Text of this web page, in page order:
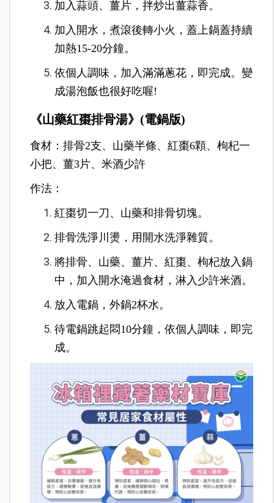
加入蒜頭、薑片，拌炒出薑蒜香。
加入開水，煮滾後轉小火，蓋上鍋蓋持續
加熱15-20分鐘。
依個人調味，加入滿滿蔥花，即完成。變
成湯泡飯也很好吃喔!
《山藥紅棗排骨湯》(電鍋版)
食材：排骨2支、山藥半條、紅棗6顆、枸杞一
小把、薑3片、米酒少許
作法：
紅棗切一刀、山藥和排骨切塊。
排骨洗淨川燙，用開水洗淨雜質。
將排骨、山藥、薑片、紅棗、枸杞放入鍋
中，加入開水淹過食材，淋入少許米酒。
放入電鍋，外鍋2杯水。
待電鍋跳起悶10分鐘，依個人調味，即完
成。